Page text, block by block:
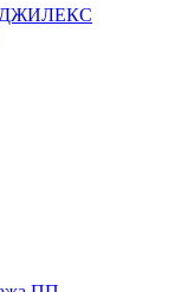
ДЖИЛЕКС